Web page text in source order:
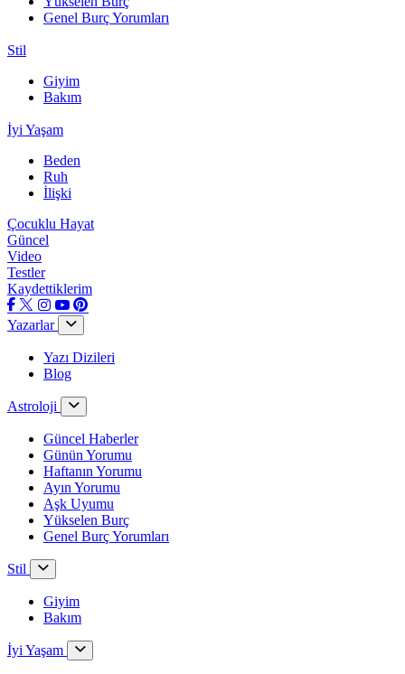
Genel Burç Yorumları
Stil
Giyim
Bakım
İyi Yaşam
Beden
Ruh
İlişki
Çocuklu Hayat
Güncel
Video
Testler
Kaydettiklerim
Yazarlar
Yazı Dizileri
Blog
Astroloji
Güncel Haberler
Günün Yorumu
Haftanın Yorumu
Ayın Yorumu
Aşk Uyumu
Yükselen Burç
Genel Burç Yorumları
Stil
Giyim
Bakım
İyi Yaşam